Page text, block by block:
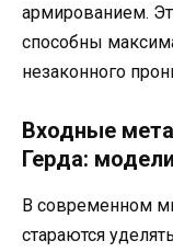
армированием.
способны
незаконного
Входные
Герда:
В современном
стараются